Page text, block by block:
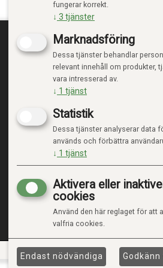
TRENDTOYS.SE
OM TRENDTOYS
fungerar korrekt.
↓ 3 tjänster
Marknadsföring
Dessa tjänster behandlar
relevant innehåll om produkter,
vara intresserad av.
↓ 1 tjänst
Statistik
Dessa tjänster analyserar data
används och förbättra
↓ 1 tjänst
Aktivera eller
cookies
Använd den här reglaget för att
valfria cookies.
Endast nödvändiga Godkänn